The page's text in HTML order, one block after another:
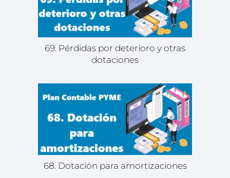
69. Pérdidas por deterioro y otras
dotaciones
68. Dotación para amortizaciones